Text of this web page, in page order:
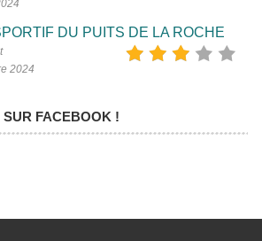
DU PUITS DE LA ROCHE
2024
SUR FACEBOOK !